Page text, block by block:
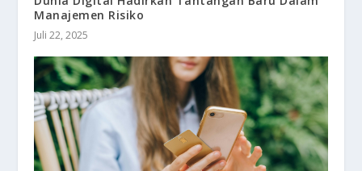
Manajemen Risiko
Juli 22, 2025